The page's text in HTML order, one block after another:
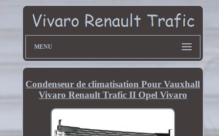
MENU
Condenseur de climatisation Pour Vauxhall
Vivaro Renault Trafic II Opel Vivaro